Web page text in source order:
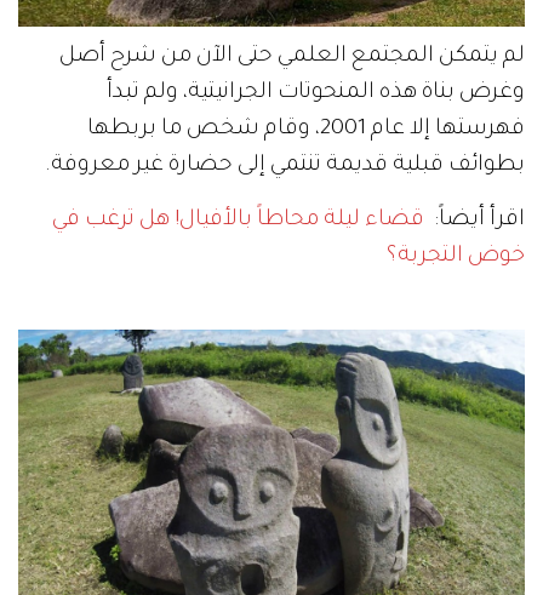
لم يتمكن المجتمع العلمي حتى الآن من شرح أصل
وغرض بناة هذه المنحوتات الجرانيتية، ولم تبدأ
فهرستها إلا عام 2001، وقام شخص ما بربطها
بطوائف قبلية قديمة تنتمي إلى حضارة غير معروفة.
اقرأ أيضاً: قضاء ليلة محاطاً بالأفيال! هل ترغب في
خوض التجربة؟